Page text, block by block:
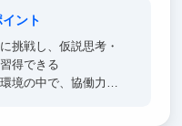
ント
挑戦し、仮説思考・
得できる
境の中で、協働力や